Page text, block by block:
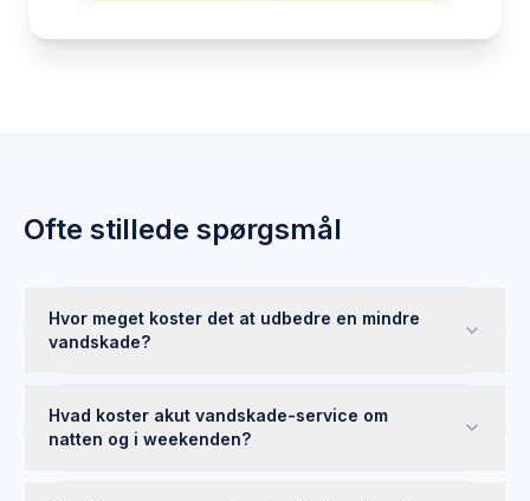
Ofte stillede spørgsmål
Hvor meget koster det at udbedre en mindre
vandskade?
Hvad koster akut vandskade-service om
natten og i weekenden?